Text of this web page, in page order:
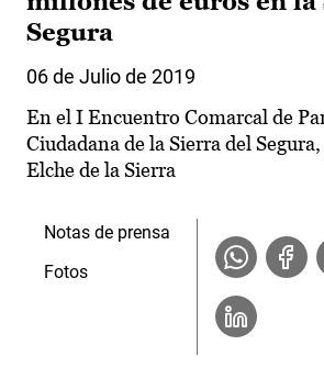
Segura
06 de Julio de 2019
En el I Encuentro Comarcal de
Ciudadana de la Sierra del
Elche de la Sierra
Notas de prensa
Fotos